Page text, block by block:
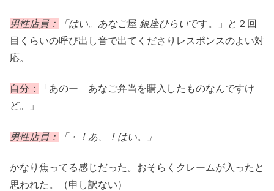
男性店員： 「はい。あなご屋 銀座ひらいです。」と２回
目くらいの呼び出し音で出てくださりレスポンスのよい対
応。
自分：
「あのー あなご弁当を購入したものなんですけ
ど。」
男性店員： 「・！あ、！はい。」
かなり焦ってる感じだった。おそらくクレームが入ったと
思われた。（申し訳ない）